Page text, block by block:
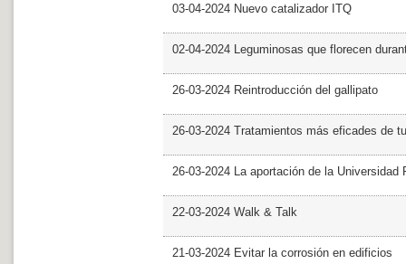
03-04-2024 Nuevo catalizador ITQ
02-04-2024 Leguminosas que florecen
26-03-2024 Reintroducción del gallipato
26-03-2024 Tratamientos más eficades de
26-03-2024 La aportación de la Universidad
22-03-2024 Walk & Talk
21-03-2024 Evitar la corrosión en edificios